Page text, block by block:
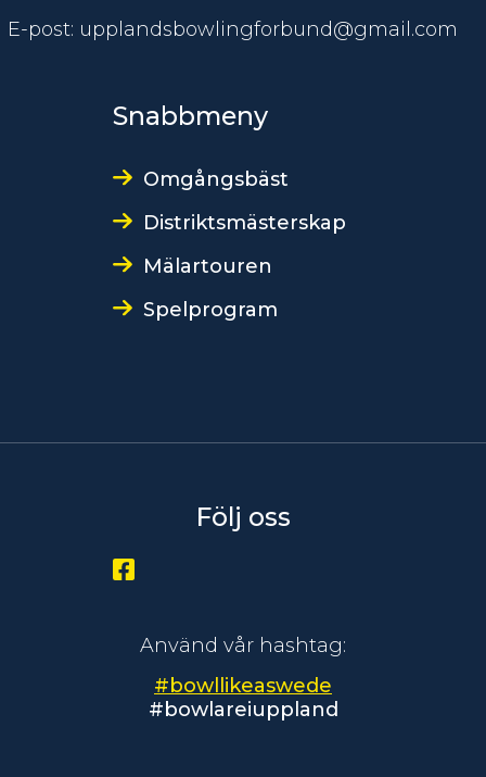
E-post: upplandsbowlingforbund@gmail.com
Snabbmeny
Omgångsbäst
Distriktsmästerskap
Mälartouren
Spelprogram
Följ oss
Använd vår hashtag:
#bowllikeaswede
#bowlareiuppland